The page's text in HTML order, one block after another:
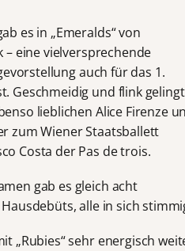
es in „Emeralds“ von
– eine vielversprechende
auch für das 1.
Geschmeidig und flink gelingt
lieblichen Alice Firenze
zum Wiener Staatsballett
Costa der Pas de trois.
gab es gleich acht
alle in sich
„Rubies“ sehr energisch